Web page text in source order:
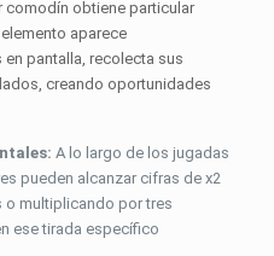
comodín obtiene particular
aparece
pantalla, recolecta sus
creando oportunidades
A lo largo de los jugadas
pueden alcanzar cifras de x2
o multiplicando por tres
ese tirada específico